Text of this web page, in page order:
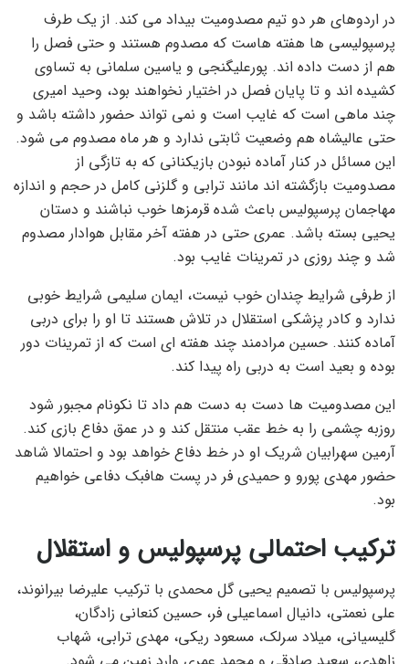
در اردوهای هر دو تیم مصدومیت بیداد می کند. از یک طرف
پرسپولیسی ها هفته هاست که مصدوم هستند و حتی فصل را
هم از دست داده اند. پورعلیگنجی و یاسین سلمانی به تساوی
کشیده اند و تا پایان فصل در اختیار نخواهند بود، وحید امیری
چند ماهی است که غایب است و نمی تواند حضور داشته باشد و
حتی عالیشاه هم وضعیت ثابتی ندارد و هر ماه مصدوم می شود.
این مسائل در کنار آماده نبودن بازیکنانی که به تازگی از
مصدومیت بازگشته اند مانند ترابی و گلزنی کامل در حجم و اندازه
مهاجمان پرسپولیس باعث شده قرمزها خوب نباشند و دستان
یحیی بسته باشد. عمری حتی در هفته آخر مقابل هوادار مصدوم
شد و چند روزی در تمرینات غایب بود.
از طرفی شرایط چندان خوب نیست، ایمان سلیمی شرایط خوبی
ندارد و کادر پزشکی استقلال در تلاش هستند تا او را برای دربی
آماده کنند. حسین مرادمند چند هفته ای است که از تمرینات دور
بوده و بعید است به دربی راه پیدا کند.
این مصدومیت ها دست به دست هم داد تا نکونام مجبور شود
روزبه چشمی را به خط عقب منتقل کند و در عمق دفاع بازی کند.
آرمین سهرابیان شریک او در خط دفاع خواهد بود و احتمالا شاهد
حضور مهدی پورو و حمیدی فر در پست هافبک دفاعی خواهیم
بود.
ترکیب احتمالی پرسپولیس و استقلال
پرسپولیس با تصمیم یحیی گل محمدی با ترکیب علیرضا بیرانوند،
علی نعمتی، دانیال اسماعیلی فر، حسین کنعانی زادگان،
گلیسیانی، میلاد سرلک، مسعود ریکی، مهدی ترابی، شهاب